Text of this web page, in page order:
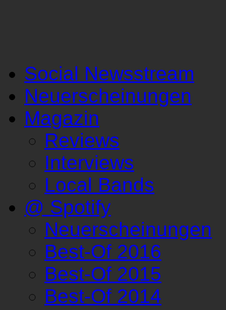
Social Newsstream
Neuerscheinungen
Magazin
Reviews
Interviews
Local Bands
@ Spotify
Neuerscheinungen
Best-Of 2016
Best-Of 2015
Best-Of 2014